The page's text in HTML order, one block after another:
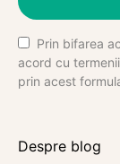
Prin bifarea
acord cu
prin acest
Despre blog